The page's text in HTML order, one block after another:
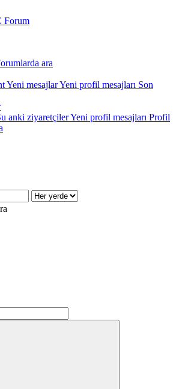
ara
Yeni mesajlarYeni profil mesajları Son
anki ziyaretçilerYeni profil mesajları Profil